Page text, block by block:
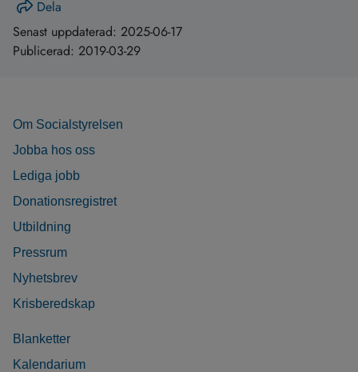
Dela
Senast uppdaterad: 2025-06-17
Publicerad: 2019-03-29
Om Socialstyrelsen
Jobba hos oss
Lediga jobb
Donationsregistret
Utbildning
Pressrum
Nyhetsbrev
Krisberedskap
Blanketter
Kalendarium